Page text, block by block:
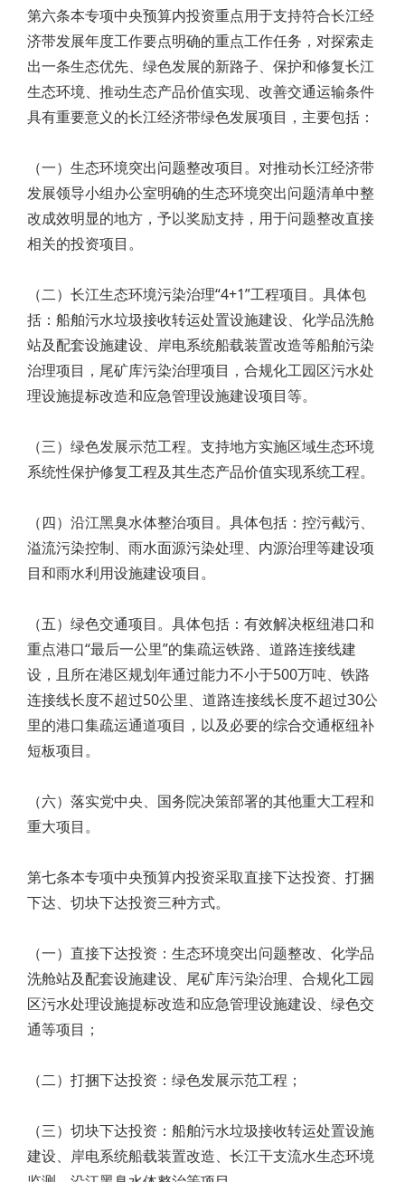
第六条本专项中央预算内投资重点用于支持符合长江经
济带发展年度工作要点明确的重点工作任务，对探索走
出一条生态优先、绿色发展的新路子、保护和修复长江
生态环境、推动生态产品价值实现、改善交通运输条件
具有重要意义的长江经济带绿色发展项目，主要包括：
（一）生态环境突出问题整改项目。对推动长江经济带
发展领导小组办公室明确的生态环境突出问题清单中整
改成效明显的地方，予以奖励支持，用于问题整改直接
相关的投资项目。
（二）长江生态环境污染治理“4+1”工程项目。具体包
括：船舶污水垃圾接收转运处置设施建设、化学品洗舱
站及配套设施建设、岸电系统船载装置改造等船舶污染
治理项目，尾矿库污染治理项目，合规化工园区污水处
理设施提标改造和应急管理设施建设项目等。
（三）绿色发展示范工程。支持地方实施区域生态环境
系统性保护修复工程及其生态产品价值实现系统工程。
（四）沿江黑臭水体整治项目。具体包括：控污截污、
溢流污染控制、雨水面源污染处理、内源治理等建设项
目和雨水利用设施建设项目。
（五）绿色交通项目。具体包括：有效解决枢纽港口和
重点港口“最后一公里”的集疏运铁路、道路连接线建
设，且所在港区规划年通过能力不小于500万吨、铁路
连接线长度不超过50公里、道路连接线长度不超过30公
里的港口集疏运通道项目，以及必要的综合交通枢纽补
短板项目。
（六）落实党中央、国务院决策部署的其他重大工程和
重大项目。
第七条本专项中央预算内投资采取直接下达投资、打捆
下达、切块下达投资三种方式。
（一）直接下达投资：生态环境突出问题整改、化学品
洗舱站及配套设施建设、尾矿库污染治理、合规化工园
区污水处理设施提标改造和应急管理设施建设、绿色交
通等项目；
（二）打捆下达投资：绿色发展示范工程；
（三）切块下达投资：船舶污水垃圾接收转运处置设施
建设、岸电系统船载装置改造、长江干支流水生态环境